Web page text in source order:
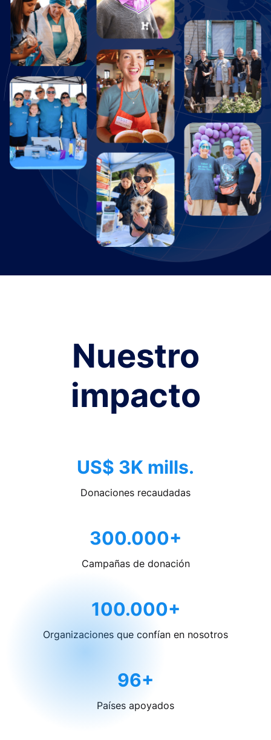
Nuestro
impacto
US$ 3K mills.
Donaciones recaudadas
300.000+
Campañas de donación
100.000+
Organizaciones que confían en nosotros
96+
Países apoyados